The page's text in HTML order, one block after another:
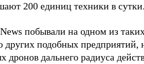
200 единиц техники в сутки.
побывали на одном из
других подобных предприятий,
дальнего радиуса